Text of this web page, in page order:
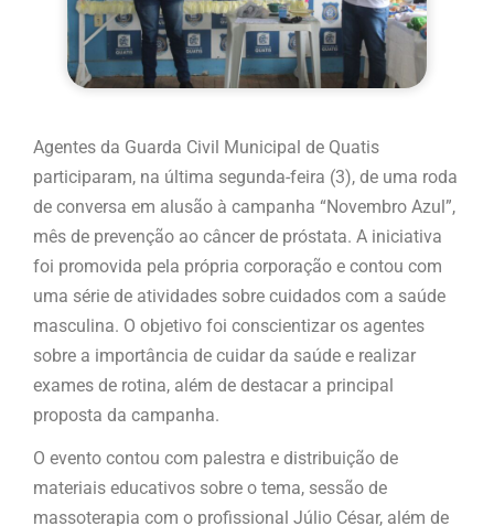
Agentes da Guarda Civil Municipal de Quatis
participaram, na última segunda-feira (3), de uma roda
de conversa em alusão à campanha “Novembro Azul”,
mês de prevenção ao câncer de próstata. A iniciativa
foi promovida pela própria corporação e contou com
uma série de atividades sobre cuidados com a saúde
masculina. O objetivo foi conscientizar os agentes
sobre a importância de cuidar da saúde e realizar
exames de rotina, além de destacar a principal
proposta da campanha.
O evento contou com palestra e distribuição de
materiais educativos sobre o tema, sessão de
massoterapia com o profissional Júlio César, além de